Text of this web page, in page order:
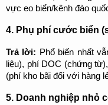
vực eo biển/kênh đào
4. Phụ phí cước biển
Trả lời: Phổ biến nhất
liệu), phí DOC (chứng
(phí kho bãi đối với hàng
5. Doanh nghiệp nhỏ